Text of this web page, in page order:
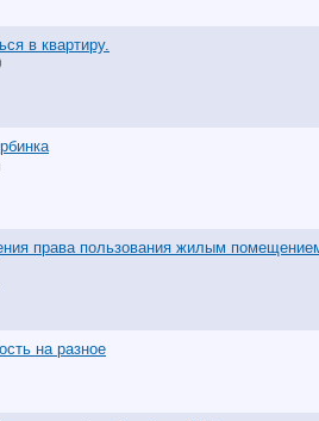
в квартиру.
права пользования жилым
на разное